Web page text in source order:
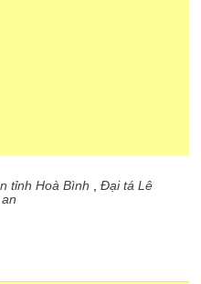
tỉnh Hoà Bình ,Đại tá Lê